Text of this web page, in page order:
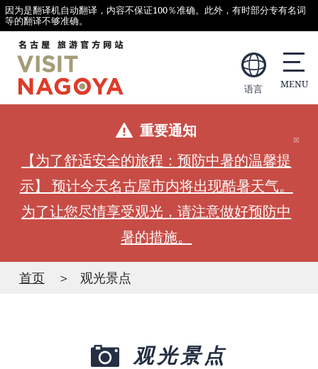
因为是翻译机自动翻译，内容不保证100％准确。此外，有时部分专有名词
等的翻译不够准确。
语言
重要通知
【为了舒适安全的旅程：预防中暑的温馨提
示】 预计今天名古屋市内将出现酷暑天气。
为了让您尽情享受观光，请注意做好预防中
暑的措施。
首页 观光景点
观光景点